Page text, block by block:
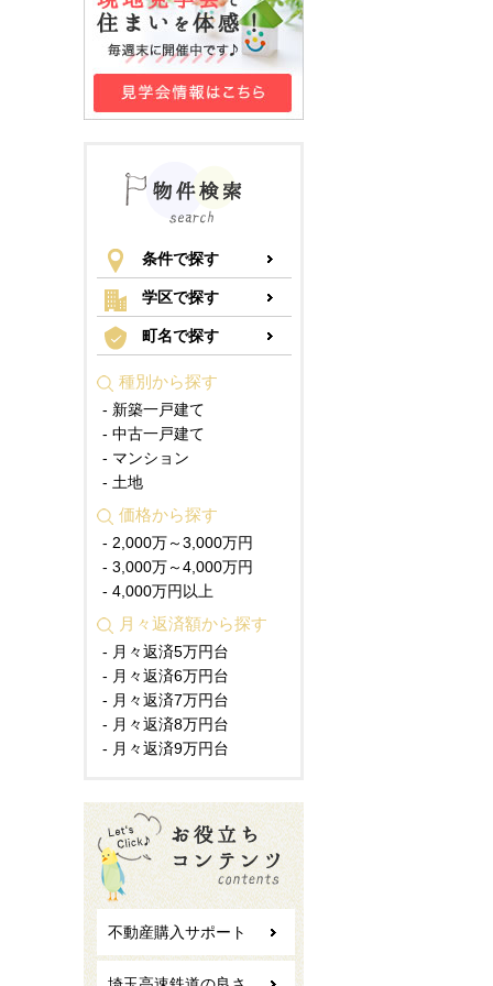
条件で探す
学区で探す
町名で探す
種別から探す
- 新築一戸建て
- 中古一戸建て
- マンション
- 土地
価格から探す
- 2,000万～3,000万円
- 3,000万～4,000万円
- 4,000万円以上
月々返済額から探す
- 月々返済5万円台
- 月々返済6万円台
- 月々返済7万円台
- 月々返済8万円台
- 月々返済9万円台
不動産購入サポート